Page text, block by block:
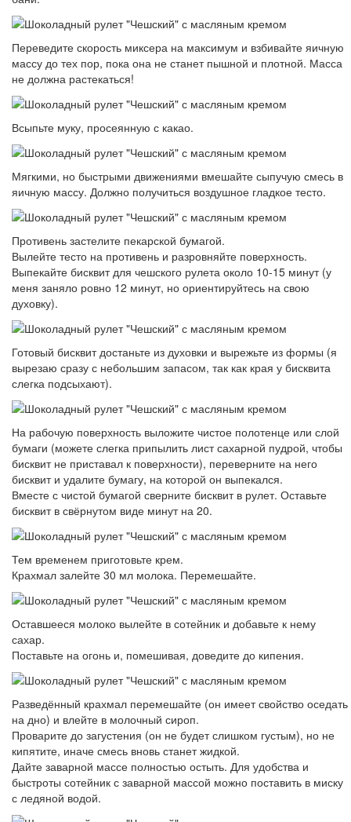
Переведите скорость миксера на максимум и взбивайте яичную
массу до тех пор, пока она не станет пышной и плотной. Масса
не должна растекаться!
Всыпьте муку, просеянную с какао.
Мягкими, но быстрыми движениями вмешайте сыпучую смесь в
яичную массу. Должно получиться воздушное гладкое тесто.
Противень застелите пекарской бумагой.
Вылейте тесто на противень и разровняйте поверхность.
Выпекайте бисквит для чешского рулета около 10-15 минут (у
меня заняло ровно 12 минут, но ориентируйтесь на свою
духовку).
Готовый бисквит достаньте из духовки и вырежьте из формы (я
вырезаю сразу с небольшим запасом, так как края у бисквита
слегка подсыхают).
На рабочую поверхность выложите чистое полотенце или слой
бумаги (можете слегка припылить лист сахарной пудрой, чтобы
бисквит не приставал к поверхности), переверните на него
бисквит и удалите бумагу, на которой он выпекался.
Вместе с чистой бумагой сверните бисквит в рулет. Оставьте
бисквит в свёрнутом виде минут на 20.
Тем временем приготовьте крем.
Крахмал залейте 30 мл молока. Перемешайте.
Оставшееся молоко вылейте в сотейник и добавьте к нему
сахар.
Поставьте на огонь и, помешивая, доведите до кипения.
Разведённый крахмал перемешайте (он имеет свойство оседать
на дно) и влейте в молочный сироп.
Проварите до загустения (он не будет слишком густым), но не
кипятите, иначе смесь вновь станет жидкой.
Дайте заварной массе полностью остыть. Для удобства и
быстроты сотейник с заварной массой можно поставить в миску
с ледяной водой.